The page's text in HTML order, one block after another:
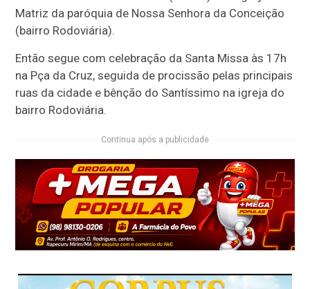
Matriz da paróquia de Nossa Senhora da Conceição
(bairro Rodoviária).
Então segue com celebração da Santa Missa às 17h
na Pça da Cruz, seguida de procissão pelas principais
ruas da cidade e bênção do Santíssimo na igreja do
bairro Rodoviária.
Continua após a publicidade